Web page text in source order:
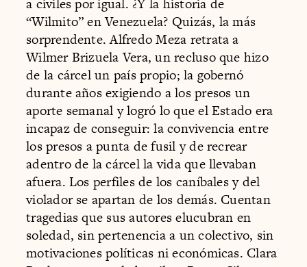
a civiles por igual. ¿Y la historia de
“Wilmito” en Venezuela? Quizás, la más
sorprendente. Alfredo Meza retrata a
Wilmer Brizuela Vera, un recluso que hizo
de la cárcel un país propio; la gobernó
durante años exigiendo a los presos un
aporte semanal y logró lo que el Estado era
incapaz de conseguir: la convivencia entre
los presos a punta de fusil y de recrear
adentro de la cárcel la vida que llevaban
afuera. Los perfiles de los caníbales y del
violador se apartan de los demás. Cuentan
tragedias que sus autores elucubran en
soledad, sin pertenencia a un colectivo, sin
motivaciones políticas ni económicas. Clara